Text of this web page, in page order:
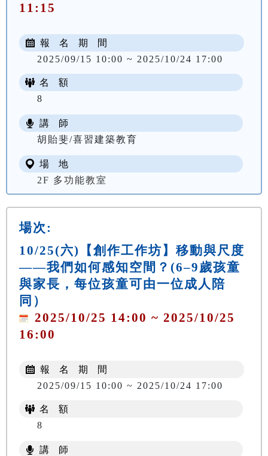
11:15
報 名 期 間
2025/09/15 10:00 ~ 2025/10/24 17:00
名 額
8
講 師
胡貽斐/喜習建築教育
場 地
2F 多功能教室
場次:
10/25(六)【創作工作坊】移動與尺度
——我們如何感知空間？(6–9歲孩童
與家長，每位孩童可由一位成人陪
同）
2025/10/25 14:00 ~ 2025/10/25
16:00
報 名 期 間
2025/09/15 10:00 ~ 2025/10/24 17:00
名 額
8
講 師